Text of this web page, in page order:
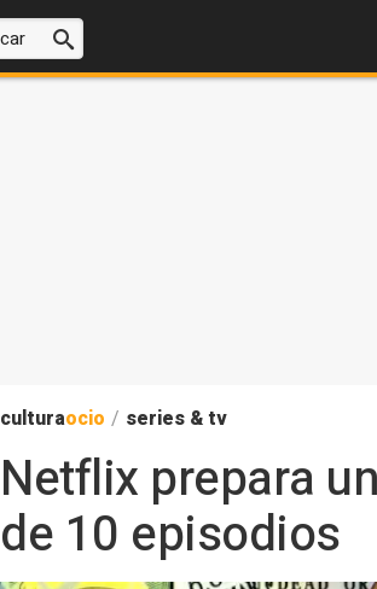
culturaocio / series & tv
Netflix prepara
de 10 episodios